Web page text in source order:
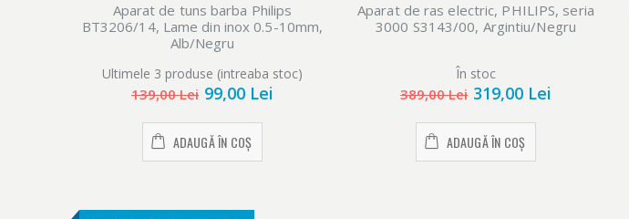
Aparat de tuns barba Philips
BT3206/14, Lame din inox 0.5-10mm,
Alb/Negru
Ultimele 3 produse (intreaba stoc)
139,00 Lei 99,00 Lei
ADAUGĂ ÎN COȘ
Aparat de ras electric, PHILIPS, seria
3000 S3143/00, Argintiu/Negru
În stoc
389,00 Lei 319,00 Lei
ADAUGĂ ÎN COȘ